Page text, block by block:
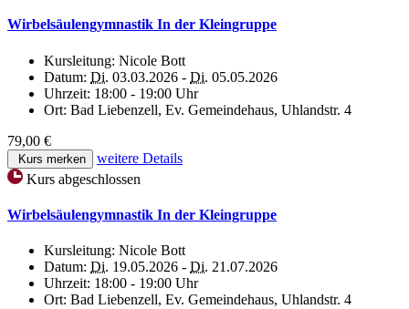
Wirbelsäulengymnastik In der Kleingruppe
Kursleitung: Nicole Bott
Datum: Di. 03.03.2026 - Di. 05.05.2026
Uhrzeit: 18:00 - 19:00 Uhr
Ort: Bad Liebenzell, Ev. Gemeindehaus, Uhlandstr. 4
79,00 €
Kurs merken
weitere Details
Kurs abgeschlossen
Wirbelsäulengymnastik In der Kleingruppe
Kursleitung: Nicole Bott
Datum: Di. 19.05.2026 - Di. 21.07.2026
Uhrzeit: 18:00 - 19:00 Uhr
Ort: Bad Liebenzell, Ev. Gemeindehaus, Uhlandstr. 4